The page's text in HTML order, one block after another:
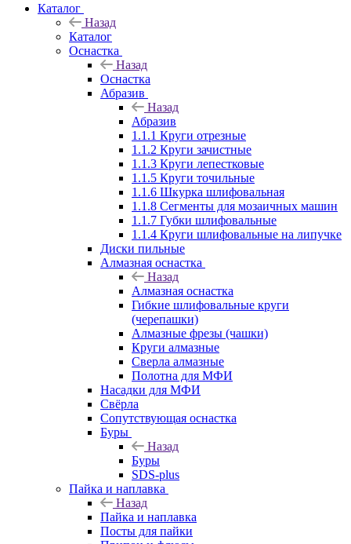
Каталог
Назад
Каталог
Оснастка
Назад
Оснастка
Абразив
Назад
Абразив
1.1.1 Круги отрезные
1.1.2 Круги зачистные
1.1.3 Круги лепестковые
1.1.5 Круги точильные
1.1.6 Шкурка шлифовальная
1.1.8 Сегменты для мозаичных машин
1.1.7 Губки шлифовальные
1.1.4 Круги шлифовальные на липучке
Диски пильные
Алмазная оснастка
Назад
Алмазная оснастка
Гибкие шлифовальные круги
(черепашки)
Алмазные фрезы (чашки)
Круги алмазные
Сверла алмазные
Полотна для МФИ
Насадки для МФИ
Свёрла
Сопутствующая оснастка
Буры
Назад
Буры
SDS-plus
Пайка и наплавка
Назад
Пайка и наплавка
Посты для пайки